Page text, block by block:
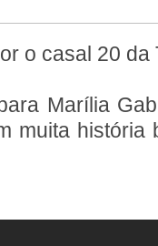
o casal 20 da
Marília
muita história